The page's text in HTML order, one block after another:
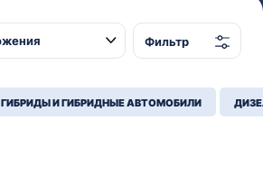
Фильтр
ГИБРИДЫ И ГИБРИДНЫЕ АВТОМОБИЛИ